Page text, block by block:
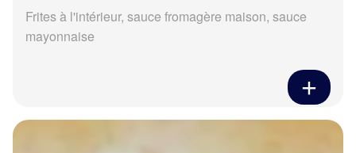
Frites à l'intérieur, sauce fromagère maison, sauce
mayonnaise